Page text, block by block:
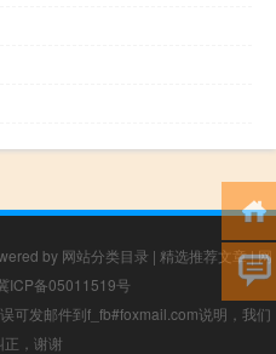
by 网站分类目录 | 精选推荐文章|网
ICP备05011519号
可发邮件到f_fb#foxmail.com说明，我们
正，谢谢